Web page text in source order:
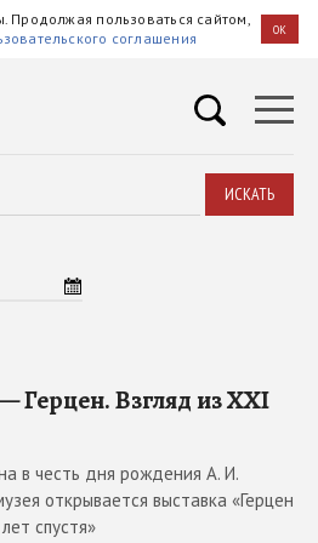
пользоваться сайтом,
соглашения OK
ИСКАТЬ
Герцен. Взгляд из XXI
в честь дня рождения А. И.
открывается выставка «Герцен
спустя»